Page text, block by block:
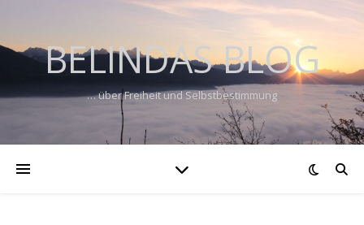
BELINDAS BLOG
… über Freiheit und Selbstbestimmung